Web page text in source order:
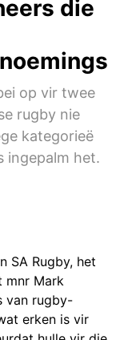
die
op vir twee
rugby nie
kategorieë
ingepalm het.
SA Rugby, het
mnr Mark
van rugby-
erken is vir